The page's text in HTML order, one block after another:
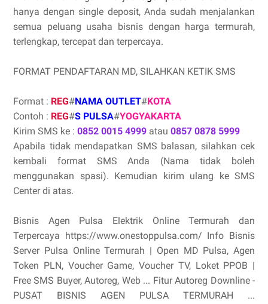
hanya dengan single deposit, Anda sudah menjalankan
semua peluang usaha bisnis dengan harga termurah,
terlengkap, tercepat dan terpercaya.
FORMAT PENDAFTARAN MD, SILAHKAN KETIK SMS
Format : REG#NAMA OUTLET#KOTA
Contoh : REG#S PULSA#YOGYAKARTA
Kirim SMS ke : 0852 0015 4999 atau 0857 0878 5999
Apabila tidak mendapatkan SMS balasan, silahkan cek
kembali format SMS Anda (Nama tidak boleh
menggunakan spasi). Kemudian kirim ulang ke SMS
Center di atas.
Bisnis Agen Pulsa Elektrik Online Termurah dan
Terpercaya https://www.onestoppulsa.com/ Info Bisnis
Server Pulsa Online Termurah | Open MD Pulsa, Agen
Token PLN, Voucher Game, Voucher TV, Loket PPOB |
Free SMS Buyer, Autoreg, Web ... Fitur Autoreg Downline -
PUSAT BISNIS AGEN PULSA TERMURAH ...